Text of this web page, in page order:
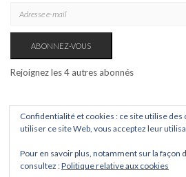
ABONNEZ-VOUS
Rejoignez les 4 autres abonnés
Confidentialité et cookies : ce site utilise des
utiliser ce site Web, vous acceptez leur
Pour en savoir plus, notamment sur la façon
consultez :Politique relative aux cookies